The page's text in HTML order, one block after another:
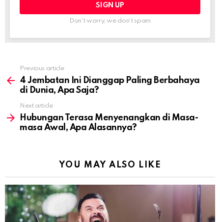
Don't worry, we don't spam
more
Previous article
4 Jembatan Ini Dianggap Paling Berbahaya
di Dunia, Apa Saja?
Next article
Hubungan Terasa Menyenangkan di Masa-
masa Awal, Apa Alasannya?
YOU MAY ALSO LIKE